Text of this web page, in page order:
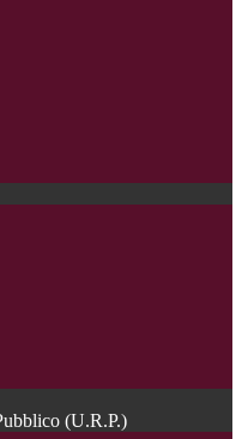
(U.R.P.)